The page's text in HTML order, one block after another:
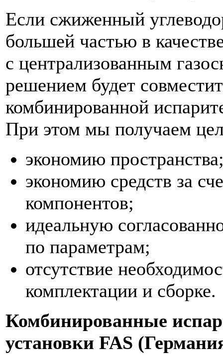
Если сжиженный
большей частью в
с централизованным
решением будет
комбинированной
При этом мы получаем
экономию
экономию средств за
компонентов;
идеальную
по параметрам;
отсутствие
комплектации и сборке.
Комбинированные
установки FAS